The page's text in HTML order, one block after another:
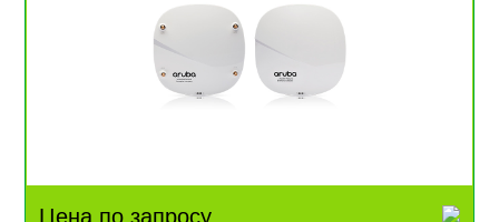
Цена по запросу